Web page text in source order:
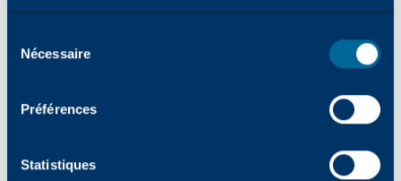
desNécessaire
Préférences
Statistiques
lors du chargement de katun.com (voir la console du navigateur